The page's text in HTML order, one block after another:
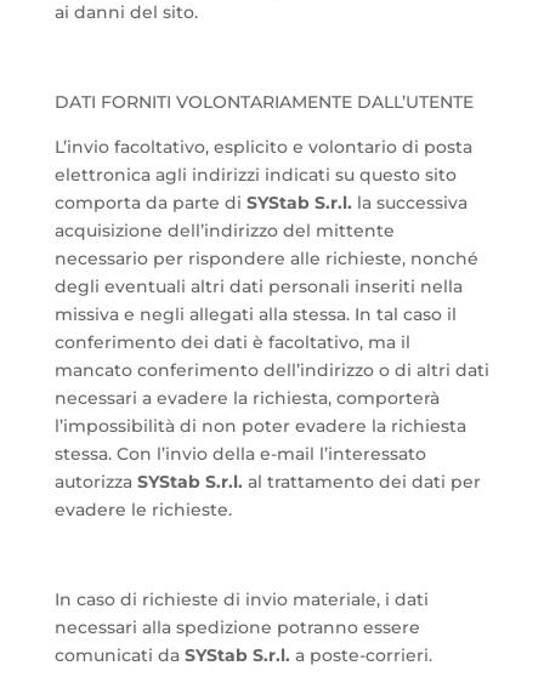
ai danni del sito.
DATI FORNITI VOLONTARIAMENTE DALL’UTENTE
L’invio facoltativo, esplicito e volontario di posta
elettronica agli indirizzi indicati su questo sito
comporta da parte di SYStab S.r.l. la successiva
acquisizione dell’indirizzo del mittente
necessario per rispondere alle richieste, nonché
degli eventuali altri dati personali inseriti nella
missiva e negli allegati alla stessa. In tal caso il
conferimento dei dati è facoltativo, ma il
mancato conferimento dell’indirizzo o di altri dati
necessari a evadere la richiesta, comporterà
l’impossibilità di non poter evadere la richiesta
stessa. Con l’invio della e-mail l’interessato
autorizza SYStab S.r.l. al trattamento dei dati per
evadere le richieste.
In caso di richieste di invio materiale, i dati
necessari alla spedizione potranno essere
comunicati da SYStab S.r.l. a poste-corrieri.